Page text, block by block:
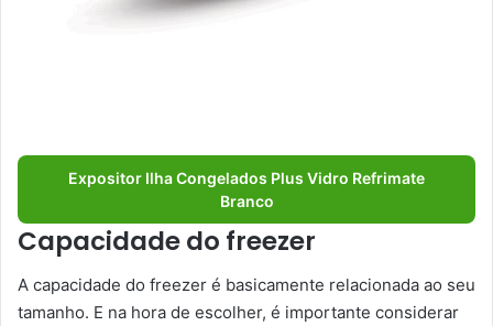
Expositor Ilha Congelados Plus Vidro Refrimate
Branco
Capacidade do freezer
A capacidade do freezer é basicamente relacionada ao seu
tamanho. E na hora de escolher, é importante considerar